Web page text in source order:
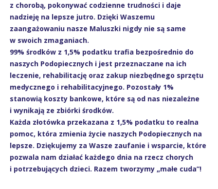
z chorobą, pokonywać codzienne trudności i daje
nadzieję na lepsze jutro. Dzięki Waszemu
zaangażowaniu nasze Maluszki nigdy nie są same
w swoich zmaganiach.
99% środków z 1,5% podatku trafia bezpośrednio do
naszych Podopiecznych i jest przeznaczane na ich
leczenie, rehabilitację oraz zakup niezbędnego sprzętu
medycznego i rehabilitacyjnego. Pozostały 1%
stanowią koszty bankowe, które są od nas niezależne
i wynikają ze zbiórki środków.
Każda złotówka przekazana z 1,5% podatku to realna
pomoc, która zmienia życie naszych Podopiecznych na
lepsze. Dziękujemy za Wasze zaufanie i wsparcie, które
pozwala nam działać każdego dnia na rzecz chorych
i potrzebujących dzieci. Razem tworzymy „małe cuda”!